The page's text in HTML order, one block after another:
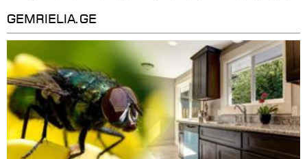
ხარძიანი
12:12 / 02-08-2026
“როდესაც ზღვაზე დასვენება
უფრო დიდი პრიორიტეტია,
ვიდრე პოლიტიკური პატიმრები,
ბრძოლა ან პოლიტსაბჭოს
სხდომა, ბევრ რამეზე
მეტყველებს“ - ანა წითლიძე
თინა ბოკუჩავაზე
GEMRIELIA.GE